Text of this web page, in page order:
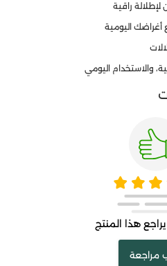
راقية
اليومية
والاستخدام اليومي
هذا المنتج
مراجعة